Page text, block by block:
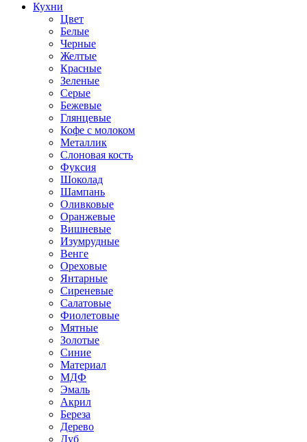
Кухни
Цвет
Белые
Черные
Желтые
Красные
Зеленые
Серые
Бежевые
Глянцевые
Кофе с молоком
Металлик
Слоновая кость
Фуксия
Шоколад
Шампань
Оливковые
Оранжевые
Вишневые
Изумрудные
Венге
Ореховые
Янтарные
Сиреневые
Салатовые
Фиолетовые
Мятные
Золотые
Синие
Материал
МДФ
Эмаль
Акрил
Береза
Дерево
Дуб